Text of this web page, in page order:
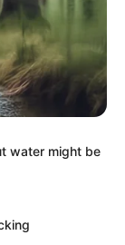
80s & This
water might be